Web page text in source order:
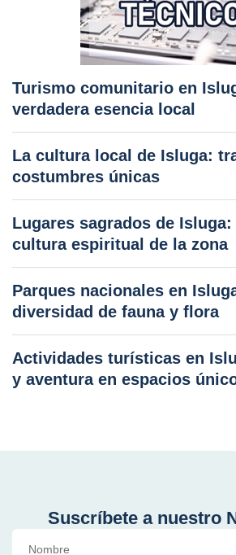
Turismo comunitario en
verdadera esencia local
La cultura local de Isluga:
costumbres únicas
Lugares sagrados de
cultura espiritual de la zona
Parques nacionales en
diversidad de fauna y flora
Actividades turísticas en
y aventura en espacios
Suscríbete a nuestro